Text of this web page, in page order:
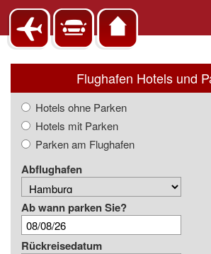
Flughafen Hotels und
Hotels ohne Parken
Hotels mit Parken
Parken am Flughafen
Abflughafen
Ab wann parken Sie?
Rückreisedatum